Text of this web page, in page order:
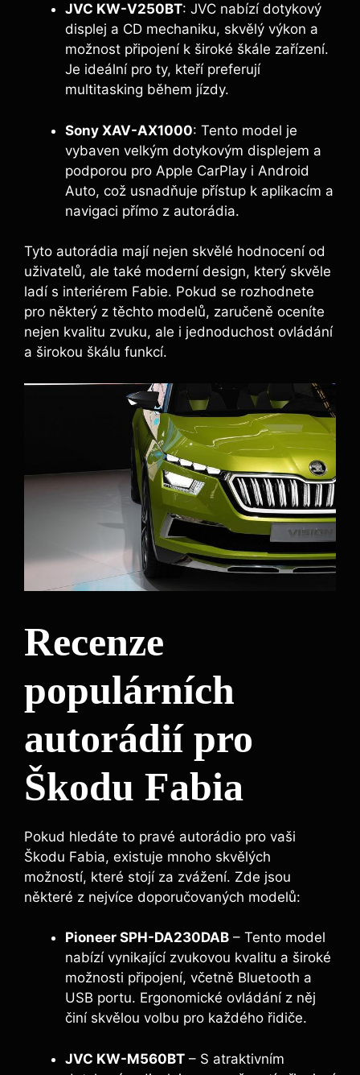
JVC KW-V250BT: JVC nabízí dotykový
displej a CD mechaniku, skvělý výkon a
možnost připojení k široké škále zařízení.
Je ideální pro ty, kteří preferují
multitasking během jízdy.
Sony XAV-AX1000: Tento model je
vybaven velkým dotykovým displejem a
podporou pro Apple CarPlay i Android
Auto, což usnadňuje přístup k aplikacím a
navigaci přímo z autorádia.
Tyto autorádia mají nejen skvělé hodnocení od
uživatelů, ale také moderní design, který skvěle
ladí s interiérem Fabie. Pokud se rozhodnete
pro některý z těchto modelů, zaručeně oceníte
nejen kvalitu zvuku, ale i jednoduchost ovládání
a širokou škálu funkcí.
Recenze
populárních
autorádií pro
Škodu Fabia
Pokud hledáte to pravé autorádio pro vaši
Škodu Fabia, existuje mnoho skvělých
možností, které stojí za zvážení. Zde jsou
některé z nejvíce doporučovaných modelů:
Pioneer SPH-DA230DAB – Tento model
nabízí vynikající zvukovou kvalitu a široké
možnosti připojení, včetně Bluetooth a
USB portu. Ergonomické ovládání z něj
činí skvělou volbu pro každého řidiče.
JVC KW-M560BT – S atraktivním